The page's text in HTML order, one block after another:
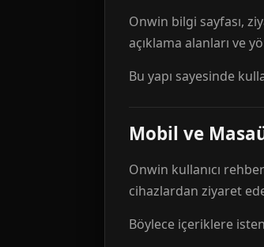
Onwin bilgi sayfası,
açıklama alanları ve
Bu yapı sayesinde
Mobil ve
Onwin kullanıcı
cihazlardan ziyaret
Böylece içeriklere